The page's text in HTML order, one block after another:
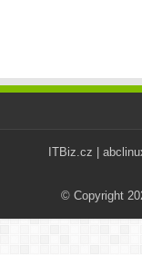
ITBiz.cz
© Copyright